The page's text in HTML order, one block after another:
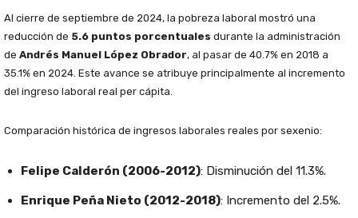
Al cierre de septiembre de 2024, la pobreza laboral mostró una
reducción de 5.6 puntos porcentuales durante la administración
de Andrés Manuel López Obrador, al pasar de 40.7% en 2018 a
35.1% en 2024. Este avance se atribuye principalmente al incremento
del ingreso laboral real per cápita.
Comparación histórica de ingresos laborales reales por sexenio:
Felipe Calderón (2006-2012): Disminución del 11.3%.
Enrique Peña Nieto (2012-2018): Incremento del 2.5%.